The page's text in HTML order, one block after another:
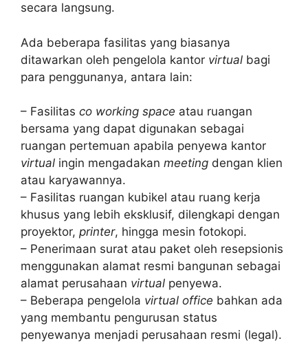
secara langsung.
Ada beberapa fasilitas yang biasanya
ditawarkan oleh pengelola kantor virtual bagi
para penggunanya, antara lain:
– Fasilitas co working space atau ruangan
bersama yang dapat digunakan sebagai
ruangan pertemuan apabila penyewa kantor
virtual ingin mengadakan meeting dengan klien
atau karyawannya.
– Fasilitas ruangan kubikel atau ruang kerja
khusus yang lebih eksklusif, dilengkapi dengan
proyektor, printer, hingga mesin fotokopi.
– Penerimaan surat atau paket oleh resepsionis
menggunakan alamat resmi bangunan sebagai
alamat perusahaan virtual penyewa.
– Beberapa pengelola virtual office bahkan ada
yang membantu pengurusan status
penyewanya menjadi perusahaan resmi (legal).